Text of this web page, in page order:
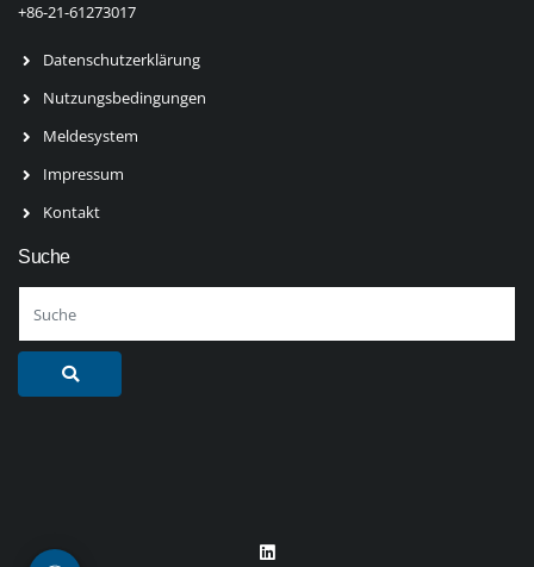
+86-21-61273017
Datenschutzerklärung
Nutzungsbedingungen
Meldesystem
Impressum
Kontakt
Suche